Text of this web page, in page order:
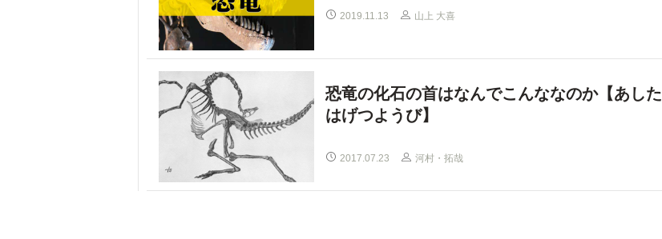
2019.11.13 山上 大喜
恐竜の化石の首はなんでこんななのか【あした
はげつようび】
2017.07.23 河村・拓哉